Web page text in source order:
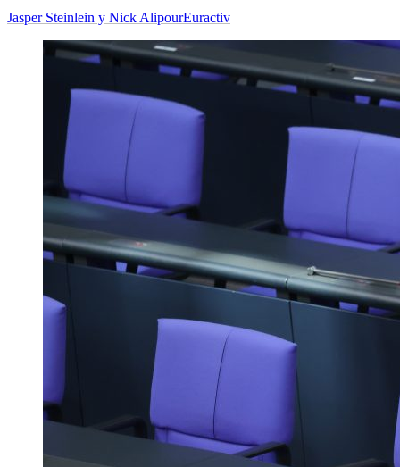
Jasper Steinlein y Nick AlipourEuractiv